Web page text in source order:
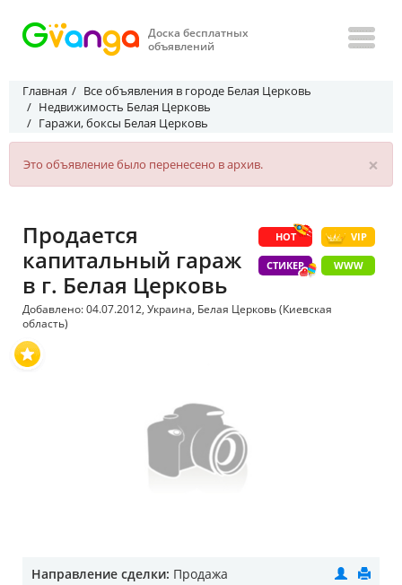
Доска бесплатных
объявлений
Главная
Все объявления в городе Белая Церковь
Недвижимость Белая Церковь
Гаражи, боксы Белая Церковь
×
Это объявление было перенесено в архив.
HOT VIP
СТИКЕР WWW
Продается
капитальный гараж
в г. Белая Церковь
Добавлено: 04.07.2012, Украина, Белая Церковь (Киевская
область)
Направление сделки: Продажа